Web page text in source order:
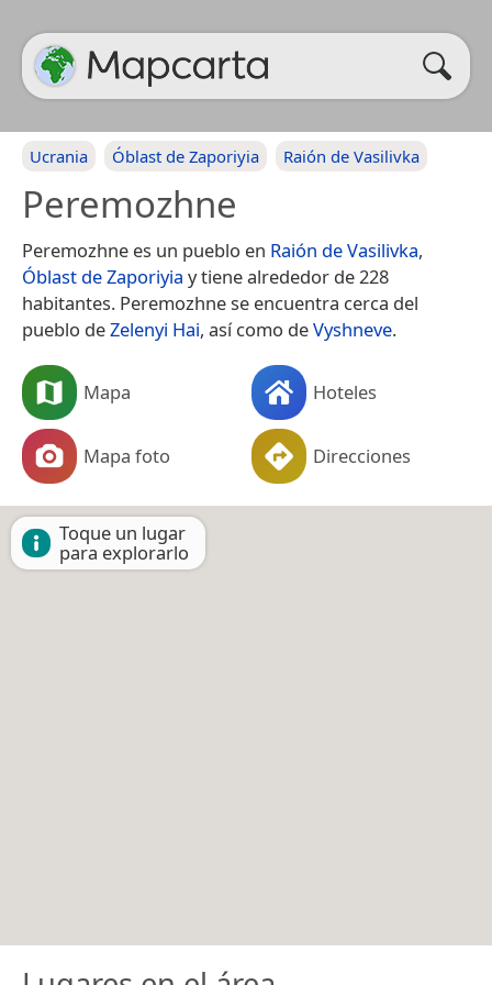
Ucrania Óblast de Zaporiyia Raión de Vasilivka
Peremozhne
Peremozhne es un pueblo en Raión de Vasilivka,
Óblast de Zaporiyia y tiene alrededor de 228
habitantes. Peremozhne se encuentra cerca del
pueblo deZelenyi Hai, así como deVyshneve.
Mapa Hoteles
Mapa foto Direcciones
Toque un lugar
para explorarlo